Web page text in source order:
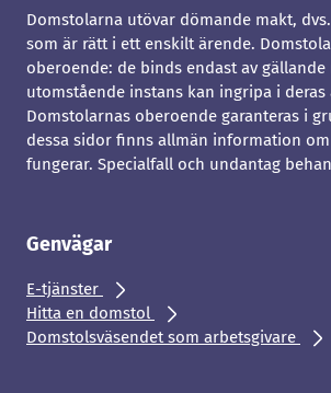
Domstolarna utövar dömande makt,
som är rätt i ett enskilt ärende.
oberoende: de binds endast av gällande
utomstående instans kan ingripa i deras
Domstolarnas oberoende garanteras i
dessa sidor finns allmän information
fungerar. Specialfall och undantag
Genvägar
E-tjänster
Hitta en domstol
Domstolsväsendet som arbetsgivare